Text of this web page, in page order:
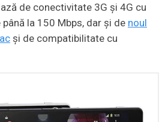
de conectivitate 3G şi 4G cu
la 150 Mbps, dar şi de noul
şi de compatibilitate cu